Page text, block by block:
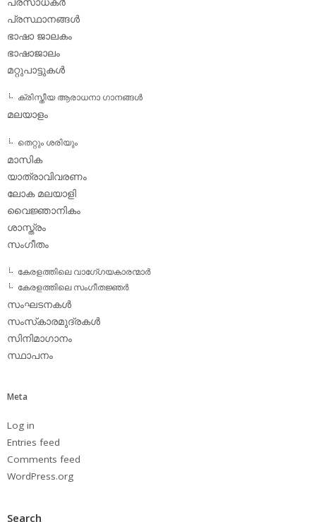
പ്രസ്ഥാനങ്ങള്‍
ഭാഷാ ജാലകം
ഭാഷാജാലം
മറ്റുപാട്ടുകള്‍
ക്രിസ്തീയ ആരാധനാ ഗാനങ്ങള്‍
മലയാളം
തെറ്റും ശരിയും
മാസിക
യാത്രാവിവരണം
ലോക മലയാളി
വൈജ്ഞാനികം
ശാസ്ത്രം
സംഗീതം
കേരളത്തിലെ വാഗേ്ഗയകാരന്മാര്‍
കേരളത്തിലെ സംഗീതജ്ഞര്‍
സംഘടനകള്‍
സംസ്‌കാരമുദ്രകള്‍
സിനിമാഗാനം
സ്ഥാപനം
Meta
Log in
Entries feed
Comments feed
WordPress.org
Search